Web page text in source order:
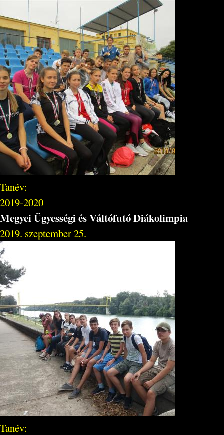
Tanév:
2019-2020
Megyei Ügyességi és Váltófutó Diákolimpia
2019. szeptember 25.
Tanév: